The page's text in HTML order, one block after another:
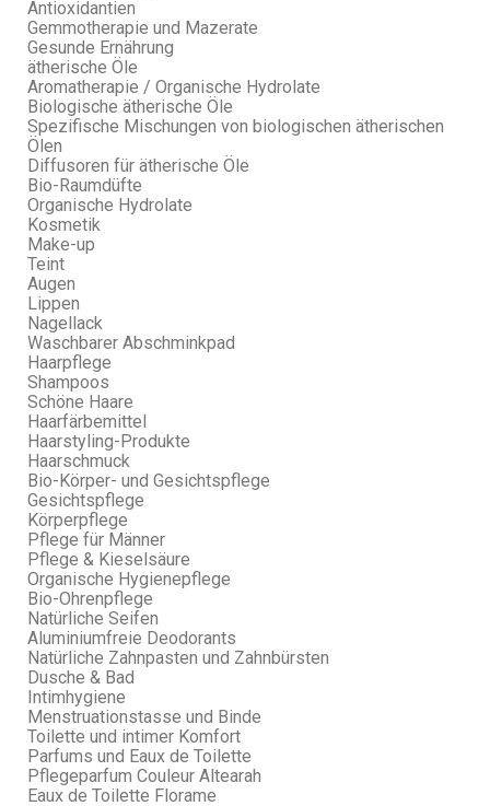
Antioxidantien
Gemmotherapie und Mazerate
Gesunde Ernährung
ätherische Öle
Aromatherapie / Organische Hydrolate
Biologische ätherische Öle
Spezifische Mischungen von biologischen ätherischen
Ölen
Diffusoren für ätherische Öle
Bio-Raumdüfte
Organische Hydrolate
Kosmetik
Make-up
Teint
Augen
Lippen
Nagellack
Waschbarer Abschminkpad
Haarpflege
Shampoos
Schöne Haare
Haarfärbemittel
Haarstyling-Produkte
Haarschmuck
Bio-Körper- und Gesichtspflege
Gesichtspflege
Körperpflege
Pflege für Männer
Pflege & Kieselsäure
Organische Hygienepflege
Bio-Ohrenpflege
Natürliche Seifen
Aluminiumfreie Deodorants
Natürliche Zahnpasten und Zahnbürsten
Dusche & Bad
Intimhygiene
Menstruationstasse und Binde
Toilette und intimer Komfort
Parfums und Eaux de Toilette
Pflegeparfum Couleur Altearah
Eaux de Toilette Florame